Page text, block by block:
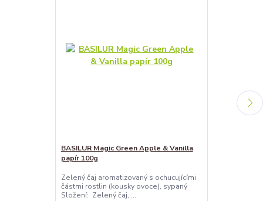
BASILUR Magic Green Apple & Vanilla
papír 100g
Zelený čaj aromatizovaný s ochucujícími
částmi rostlin (kousky ovoce), sypaný
Složení: Zelený čaj, ...